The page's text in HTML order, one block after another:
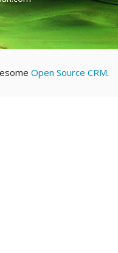
Open Source CRM.